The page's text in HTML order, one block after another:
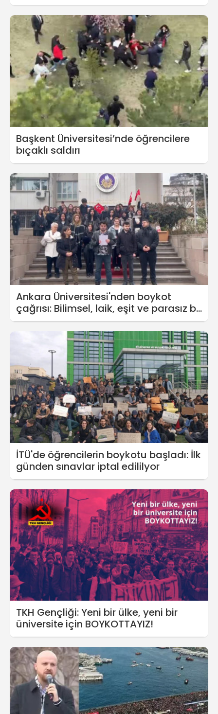
Başkent Üniversitesi’nde öğrencilere
bıçaklı saldırı
Ankara Üniversitesi'nden boykot
çağrısı: Bilimsel, laik, eşit ve parasız bir
eğitimin savunucuları olarak
görevimizin başındayız
İTÜ'de öğrencilerin boykotu başladı: İlk
günden sınavlar iptal edililyor
TKH Gençliği: Yeni bir ülke, yeni bir
üniversite için BOYKOTTAYIZ!